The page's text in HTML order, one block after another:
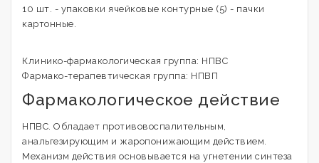
10 шт. - упаковки ячейковые контурные (5) - пачки
картонные.
Клинико-фармакологическая группа: НПВС
Фармако-терапевтическая группа: НПВП
Фармакологическое действие
НПВС. Обладает противовоспалительным,
анальгезирующим и жаропонижающим действием.
Механизм действия основывается на угнетении синтеза